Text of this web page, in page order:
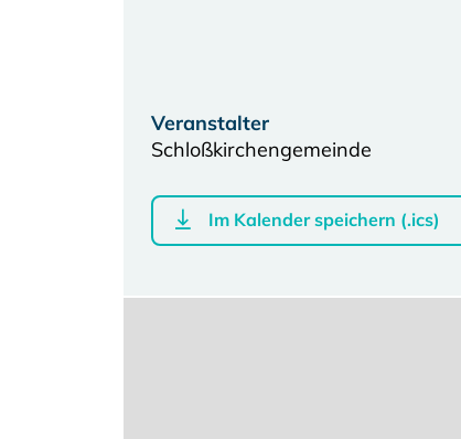
Veranstalter
Schloßkirchengemeinde
Im Kalender speichern (.ics)